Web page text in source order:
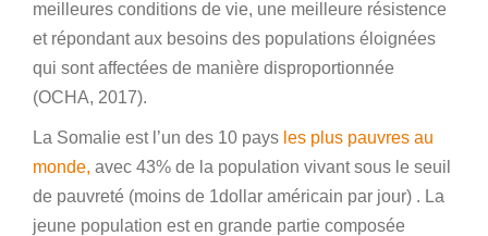
meilleures conditions de vie, une meilleure résistence
et répondant aux besoins des populations éloignées
qui sont affectées de manière disproportionnée
(OCHA, 2017).
La Somalie est l’un des 10 pays les plus pauvres au
monde, avec 43% de la population vivant sous le seuil
de pauvreté (moins de 1dollar américain par jour) . La
jeune population est en grande partie composée